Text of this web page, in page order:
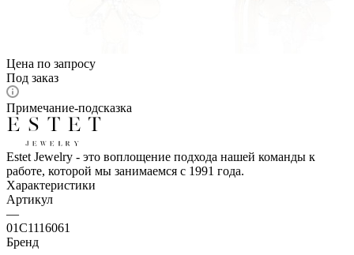
Цена по запросу
Под заказ
Примечание-подсказка
Estet Jewelry - это воплощение подхода нашей команды к
работе, которой мы занимаемся с 1991 года.
Характеристики
Артикул
—
01С1116061
Бренд